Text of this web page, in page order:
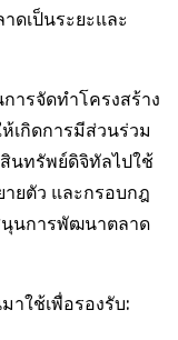
ดเป็นระยะและ
ารจัดทำโครงสร้าง
เกิดการมีส่วนร่วม
นทรัพย์ดิจิทัลไปใช้
ยตัว และกรอบกฎ
นุนการพัฒนาตลาด
าใช้เพื่อรองรับ: